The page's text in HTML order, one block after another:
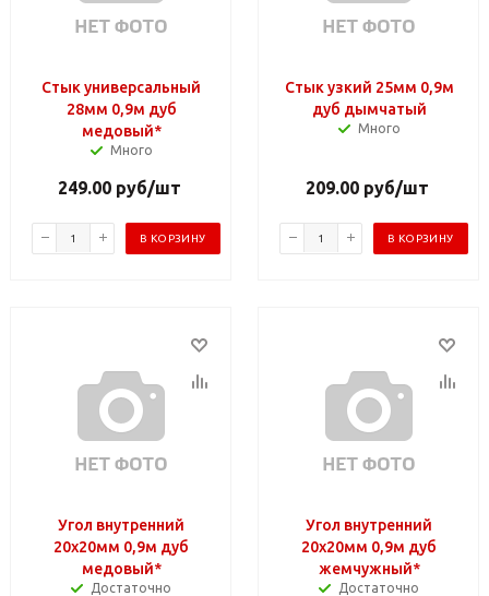
Стык универсальный
28мм 0,9м дуб
медовый*
Много
249.00руб/шт
В КОРЗИНУ
Стык узкий 25мм 0,9м
дуб дымчатый
Много
209.00руб/шт
В КОРЗИНУ
Угол внутренний
20х20мм 0,9м дуб
медовый*
Достаточно
Угол внутренний
20х20мм 0,9м дуб
жемчужный*
Достаточно